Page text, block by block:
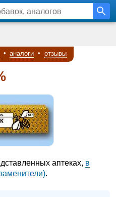
• аналоги • отзывы
аптеках, в
.